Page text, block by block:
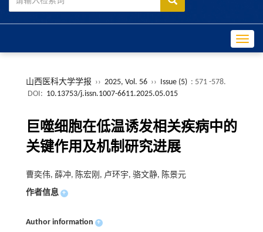
山西医科大学学报 ›› 2025, Vol. 56 ›› Issue (5) : 571 -578.
DOI: 10.13753/j.issn.1007-6611.2025.05.015
巨噬细胞在低温诱发相关疾病中的
关键作用及机制研究进展
曹奕伟, 薛冲, 陈宏刚, 卢环宇, 骆文静, 陈景元
作者信息 +
Author information +